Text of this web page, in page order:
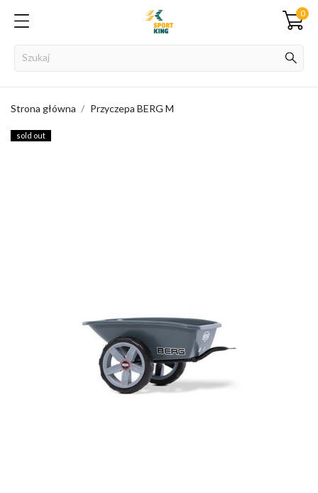
0
Strona główna Przyczepa BERG M
sold out